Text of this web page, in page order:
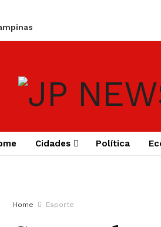
Cidades Política
Home Esporte